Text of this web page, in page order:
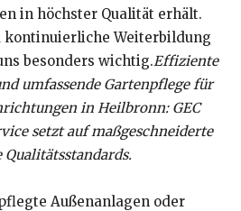
in höchster Qualität erhält.
kontinuierliche Weiterbildung
besonders wichtig.Effiziente
umfassende Gartenpflege für
in Heilbronn: GEC
setzt auf maßgeschneiderte
Außenanlagen oder